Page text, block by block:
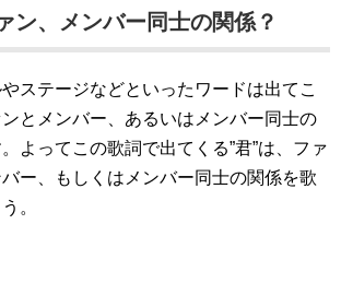
ン、メンバー同士の関係？
ステージなどといったワードは出てこ
とメンバー、あるいはメンバー同士の
よってこの歌詞で出てくる”君”は、ファ
ー、もしくはメンバー同士の関係を歌
。